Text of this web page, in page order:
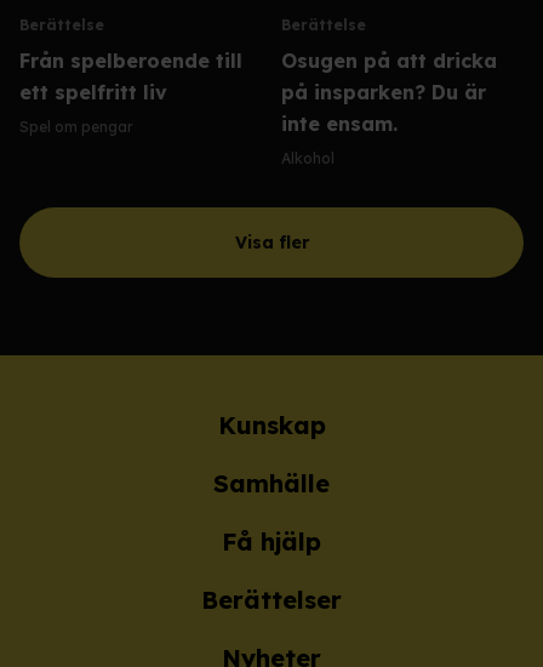
Berättelse
Från spelberoende till
ett spelfritt liv
Spel om pengar
Berättelse
Osugen på att dricka
på insparken? Du är
inte ensam.
Alkohol
Visa fler
Kunskap
Samhälle
Få hjälp
Berättelser
Nyheter